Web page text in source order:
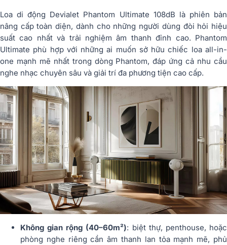
Loa di động Devialet Phantom Ultimate 108dB là phiên bản
nâng cấp toàn diện, dành cho những người dùng đòi hỏi hiệu
suất cao nhất và trải nghiệm âm thanh đỉnh cao. Phantom
Ultimate phù hợp với những ai muốn sở hữu chiếc loa all-in-
one mạnh mẽ nhất trong dòng Phantom, đáp ứng cả nhu cầu
nghe nhạc chuyên sâu và giải trí đa phương tiện cao cấp.
Không gian rộng (40–60m²): biệt thự, penthouse, hoặc
phòng nghe riêng cần âm thanh lan tỏa mạnh mẽ, phủ